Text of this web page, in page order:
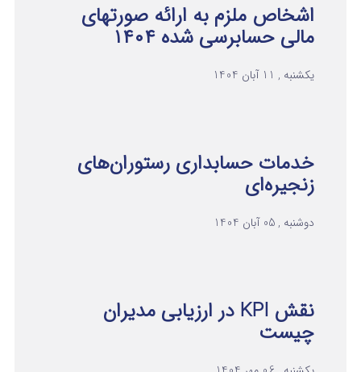
اشخاص ملزم به ارائه صورتهای
مالی حسابرسی شده ۱۴۰۴
یکشنبه , 11 آبان 1404
خدمات حسابداری رستوران‌های
زنجیره‌ای
دوشنبه , 05 آبان 1404
نقش KPI در ارزیابی مدیران
چیست